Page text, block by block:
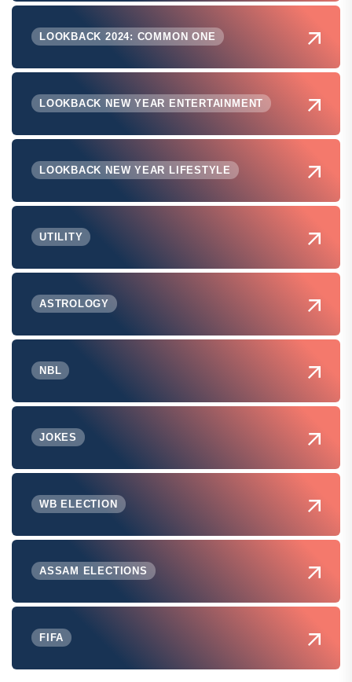
LOOKBACK 2024: COMMON ONE
LOOKBACK NEW YEAR ENTERTAINMENT
LOOKBACK NEW YEAR LIFESTYLE
UTILITY
ASTROLOGY
NBL
JOKES
WB ELECTION
ASSAM ELECTIONS
FIFA